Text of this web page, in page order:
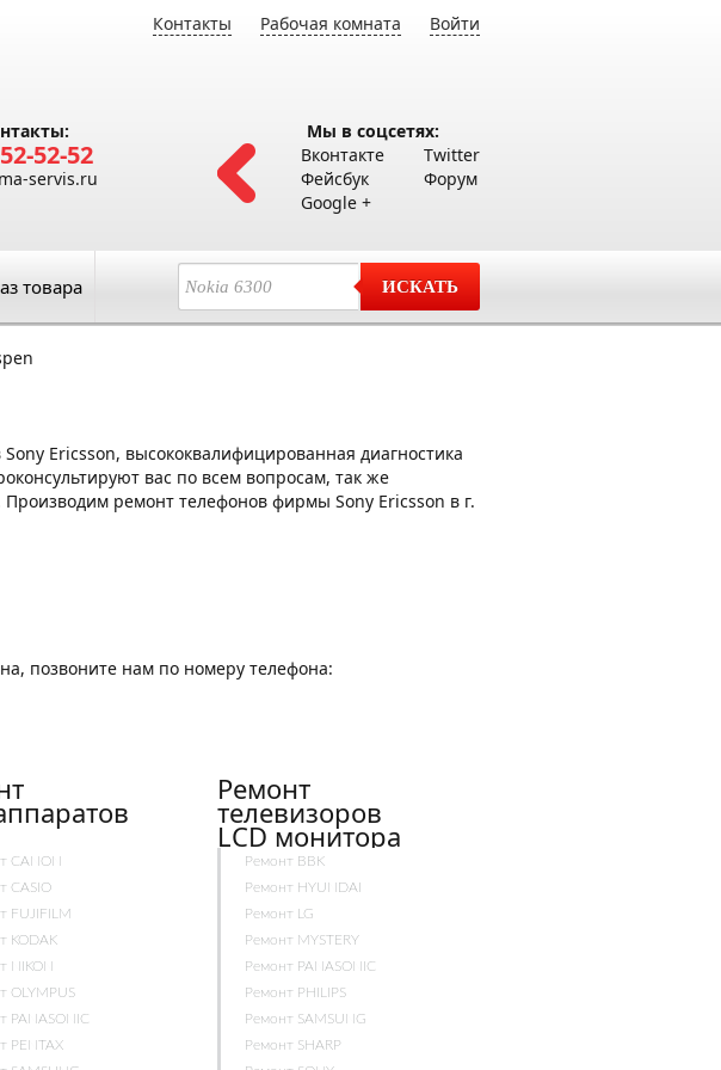
Контакты Рабочая комната Войти
52-52-52
servis.ru
Мы в соцсетях:
Вконтакте
Фейсбук
Google +
Twitter
Форум
товара ИСКАТЬ
Ericsson, высококвалифицированная диагностика
вас по всем вопросам, так же
Производим ремонт телефонов фирмы Sony Ericsson в г.
позвоните нам по номеру телефона:
CANON
CASIO
FUJIFILM
KODAK
NIKON
OLYMPUS
PANASONIC
PENTAX
Ремонт
телевизоров
LCD монитора
Ремонт BBK
Ремонт HYUNDAI
Ремонт LG
Ремонт MYSTERY
Ремонт PANASONIC
Ремонт PHILIPS
Ремонт SAMSUNG
Ремонт SHARP